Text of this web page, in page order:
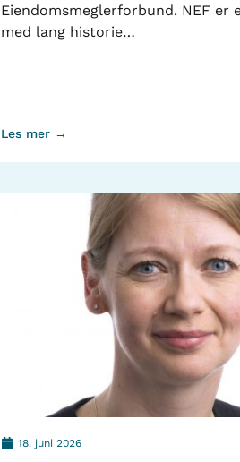
Eiendomsmeglerforbund. NEF er
med lang historie…
Les mer →
18. juni 2026